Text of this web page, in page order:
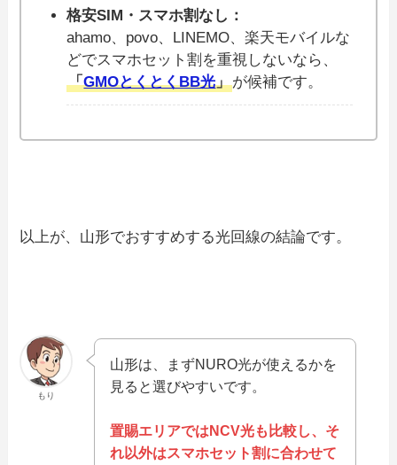
格安SIM・スマホ割なし：
ahamo、povo、LINEMO、楽天モバイルな
どでスマホセット割を重視しないなら、
「GMOとくとくBB光」が候補です。
以上が、山形でおすすめする光回線の結論です。
もり
山形は、まずNURO光が使えるかを
見ると選びやすいです。
置賜エリアではNCV光も比較し、そ
れ以外はスマホセット割に合わせて